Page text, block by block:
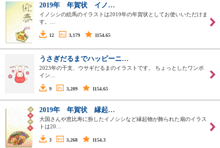
2019年 年賀状 イノ…
イノシシの絵馬のイラストは2019年の年賀状としてお使いいただけま
す。…
12 3,179 1154.65
うさぎだるまでハッピーニ…
2023年の干支、ウサギだるまのイラストです。 ちょっとしたワンポ
イン…
9 3,209 1154.65
2019年 年賀状 縁起…
大国さんや恵比寿に扮したイノシシなど縁起物が飾られた扇のイラス
トは20…
3 3,268 1154.3